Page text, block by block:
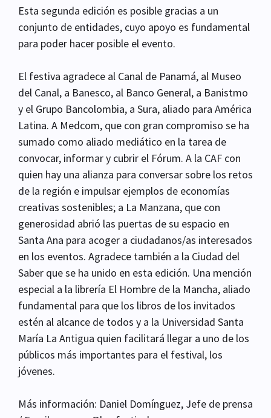
Esta segunda edición es posible gracias a un
conjunto de entidades, cuyo apoyo es fundamental
para poder hacer posible el evento.
El festiva agradece al Canal de Panamá, al Museo
del Canal, a Banesco, al Banco General, a Banistmo
y el Grupo Bancolombia, a Sura, aliado para América
Latina. A Medcom, que con gran compromiso se ha
sumado como aliado mediático en la tarea de
convocar, informar y cubrir el Fórum. A la CAF con
quien hay una alianza para conversar sobre los retos
de la región e impulsar ejemplos de economías
creativas sostenibles; a La Manzana, que con
generosidad abrió las puertas de su espacio en
Santa Ana para acoger a ciudadanos/as interesados
en los eventos. Agradece también a la Ciudad del
Saber que se ha unido en esta edición. Una mención
especial a la librería El Hombre de la Mancha, aliado
fundamental para que los libros de los invitados
estén al alcance de todos y a la Universidad Santa
María La Antigua quien facilitará llegar a uno de los
públicos más importantes para el festival, los
jóvenes.
Más información: Daniel Domínguez, Jefe de prensa